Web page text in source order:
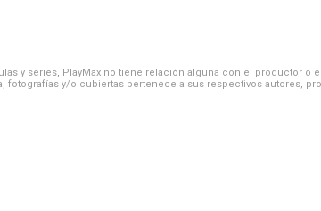
y series, PlayMax no tiene relación alguna con el productor o
fotografías y/o cubiertas pertenece a sus respectivos autores,